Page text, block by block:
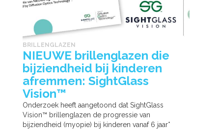
BRILLENGLAZEN
NIEUWE brillenglazen die
bijziendheid bij kinderen
afremmen: SightGlass
Vision™
Onderzoek heeft aangetoond dat SightGlass
Vision™ brillenglazen de progressie van
bijziendheid (myopie) bij kinderen vanaf 6 jaar*